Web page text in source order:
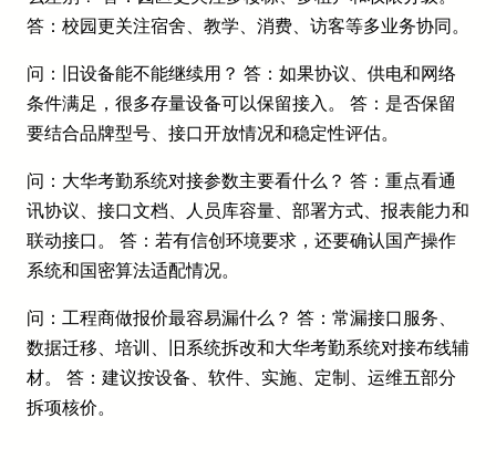
答：校园更关注宿舍、教学、消费、访客等多业务协同。
问：旧设备能不能继续用？ 答：如果协议、供电和网络
条件满足，很多存量设备可以保留接入。 答：是否保留
要结合品牌型号、接口开放情况和稳定性评估。
问：大华考勤系统对接参数主要看什么？ 答：重点看通
讯协议、接口文档、人员库容量、部署方式、报表能力和
联动接口。 答：若有信创环境要求，还要确认国产操作
系统和国密算法适配情况。
问：工程商做报价最容易漏什么？ 答：常漏接口服务、
数据迁移、培训、旧系统拆改和大华考勤系统对接布线辅
材。 答：建议按设备、软件、实施、定制、运维五部分
拆项核价。